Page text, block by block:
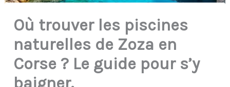
Où trouver les piscines
naturelles de Zoza en
Corse ? Le guide pour s’y
baigner.